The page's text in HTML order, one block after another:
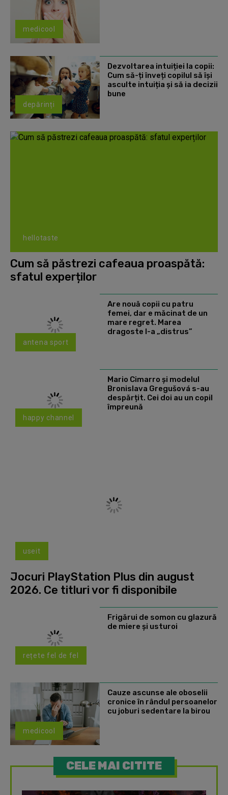
medicool
depărinți
Dezvoltarea intuiției la copii:
Cum să-ți înveți copilul să își
asculte intuiția și să ia decizii
bune
hellotaste
Cum să păstrezi cafeaua proaspătă:
sfatul experților
antena sport
Are nouă copii cu patru
femei, dar e măcinat de un
mare regret. Marea
dragoste l-a „distrus”
happy channel
Mario Cimarro și modelul
Bronislava Gregušová s-au
despărțit. Cei doi au un copil
împreună
useit
Jocuri PlayStation Plus din august
2026. Ce titluri vor fi disponibile
rețete fel de fel
Frigărui de somon cu glazură
de miere și usturoi
medicool
Cauze ascunse ale oboselii
cronice în rândul persoanelor
cu joburi sedentare la birou
CELE MAI CITITE